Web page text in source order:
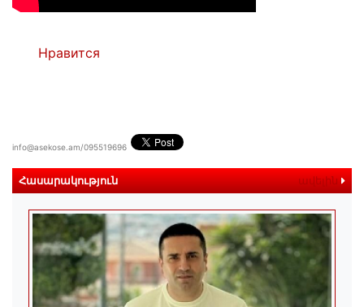
Нравится
info@asekose.am/095519696
Հասարակություն ավելին